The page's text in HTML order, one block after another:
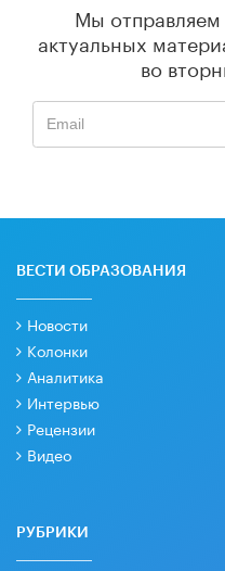
Мы
актуальных
во
ВЕСТИ ОБРАЗОВАНИЯ
Новости
Колонки
Аналитика
Интервью
Рецензии
Видео
РУБРИКИ